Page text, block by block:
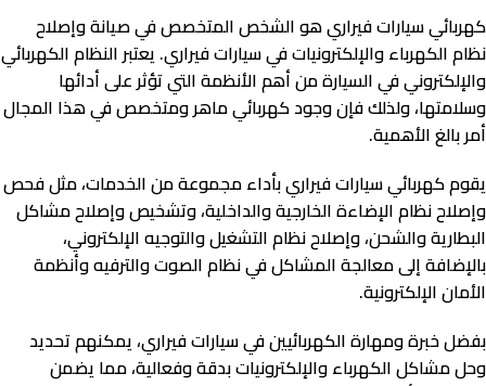
كهربائي سيارات فيراري هو الشخص المتخصص في صيانة وإصلاح
نظام الكهرباء والإلكترونيات في سيارات فيراري. يعتبر النظام الكهربائي
والإلكتروني في السيارة من أهم الأنظمة التي تؤثر على أدائها
وسلامتها، ولذلك فإن وجود كهربائي ماهر ومتخصص في هذا المجال
أمر بالغ الأهمية.
يقوم كهربائي سيارات فيراري بأداء مجموعة من الخدمات، مثل فحص
وإصلاح نظام الإضاءة الخارجية والداخلية، وتشخيص وإصلاح مشاكل
البطارية والشحن، وإصلاح نظام التشغيل والتوجيه الإلكتروني،
بالإضافة إلى معالجة المشاكل في نظام الصوت والترفيه وأنظمة
الأمان الإلكترونية.
بفضل خبرة ومهارة الكهربائيين في سيارات فيراري، يمكنهم تحديد
وحل مشاكل الكهرباء والإلكترونيات بدقة وفعالية، مما يضمن